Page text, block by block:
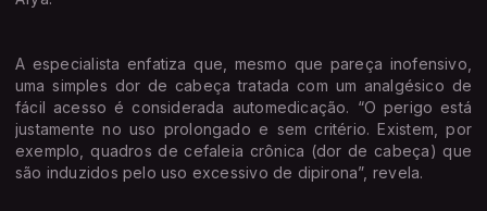
A especialista enfatiza que, mesmo que pareça inofensivo,
uma simples dor de cabeça tratada com um analgésico de
fácil acesso é considerada automedicação. “O perigo está
justamente no uso prolongado e sem critério. Existem, por
exemplo, quadros de cefaleia crônica (dor de cabeça) que
são induzidos pelo uso excessivo de dipirona”, revela.